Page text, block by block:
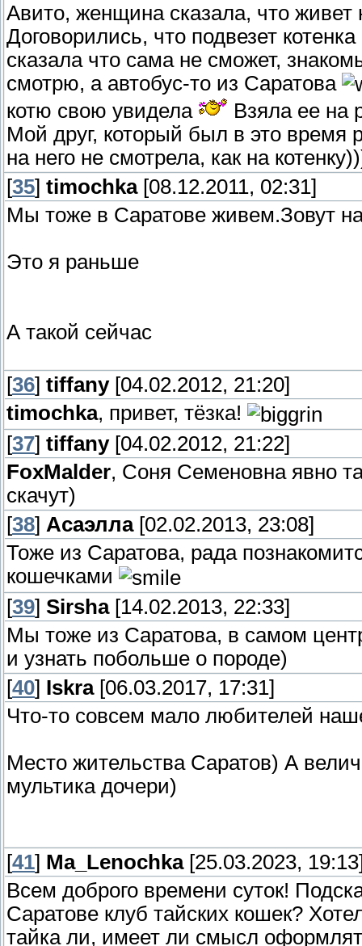
Авито, женщина сказала, что
Договорились, что подвезет
сказала что сама не сможет,
смотрю, а автобус-то из Саратова
котю свою увидела
Взяла ее на
Мой друг, который был в это
на него не смотрела, как на
[35] timochka[08.12.2011, 02:31]
Мы тоже в Саратове живем.Зовут
Это я раньше
А такой сейчас
[36] tiffany[04.02.2012, 21:20]
timochka, привет, тёзка!
[37] tiffany[04.02.2012, 21:22]
FoxMalder, Соня Семеновна явно
скачут)
[38] Асаэлла[02.02.2013, 23:08]
Тоже из Саратова, рада
кошечками
[39] Sirsha[14.02.2013, 22:33]
Мы тоже из Саратова, в самом
и узнать побольше о породе)
[40] Iskra[06.03.2017, 17:31]
Что-то совсем мало любителей
Место жительства Саратов) А
мультика дочери)
[41] Ma_Lenochka[25.03.2023,
Всем доброго времени суток!
Саратове клуб тайских кошек?
тайка ли, имеет ли смысл